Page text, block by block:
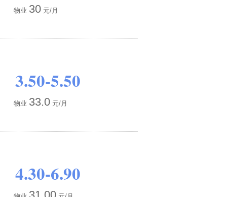
物业 30 元/月
3.50-5.50
物业 33.0 元/月
4.30-6.90